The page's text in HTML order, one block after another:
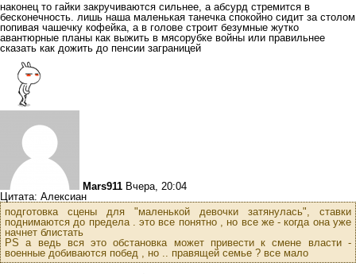
наконец то гайки закручиваются сильнее, а абсурд стремится в
бесконечность. лишь наша маленькая танечка спокойно сидит за столом
попивая чашечку кофейка, а в голове строит безумные жутко
авантюрные планы как выжить в мясорубке войны или правильнее
сказать как дожить до пенсии заграницей
Mars911 Вчера, 20:04
Цитата: Алексиан
подготовка сцены для "маленькой девочки затянулась", ставки
поднимаются до предела . это все понятно , но все же - когда она уже
начнет блистать
PS а ведь вся это обстановка может привести к смене власти -
военные добиваются побед , но .. правящей семье ? все мало